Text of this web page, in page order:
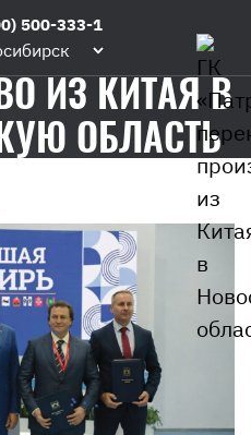
500-333-1
ИЗ КИТАЯ В
ОБЛАСТЬ